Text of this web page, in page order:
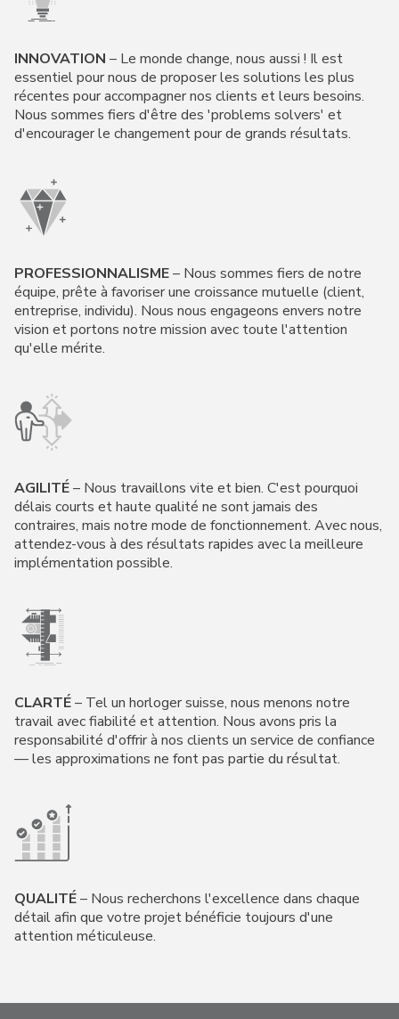
INNOVATION – Le monde change, nous aussi ! Il est
essentiel pour nous de proposer les solutions les plus
récentes pour accompagner nos clients et leurs besoins.
Nous sommes fiers d'être des 'problems solvers' et
d'encourager le changement pour de grands résultats.
PROFESSIONNALISME– Nous sommes fiers de notre
équipe, prête à favoriser une croissance mutuelle (client,
entreprise, individu). Nous nous engageons envers notre
vision et portons notre mission avec toute l'attention
qu'elle mérite.
AGILITÉ– Nous travaillons vite et bien. C'est pourquoi
délais courts et haute qualité ne sont jamais des
contraires, mais notre mode de fonctionnement. Avec nous,
attendez-vous à des résultats rapides avec la meilleure
implémentation possible.
CLARTÉ– Tel un horloger suisse, nous menons notre
travail avec fiabilité et attention. Nous avons pris la
responsabilité d'offrir à nos clients un service de confiance
— les approximations ne font pas partie du résultat.
QUALITÉ– Nous recherchons l'excellence dans chaque
détail afin que votre projet bénéficie toujours d'une
attention méticuleuse.